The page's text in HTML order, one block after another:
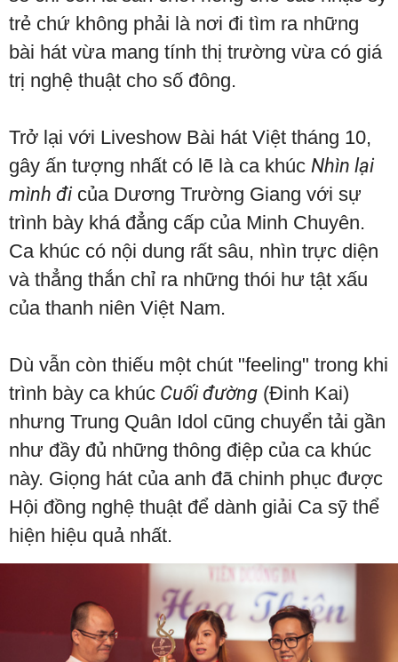
trẻ chứ không phải là nơi đi tìm ra những
bài hát vừa mang tính thị trường vừa có giá
trị nghệ thuật cho số đông.
Trở lại với Liveshow Bài hát Việt tháng 10,
gây ấn tượng nhất có lẽ là ca khúc Nhìn lại
mình đicủa Dương Trường Giang với sự
trình bày khá đẳng cấp của Minh Chuyên.
Ca khúc có nội dung rất sâu, nhìn trực diện
và thẳng thắn chỉ ra những thói hư tật xấu
của thanh niên Việt Nam.
Dù vẫn còn thiếu một chút "feeling" trong khi
trình bày ca khúc Cuối đường (Đinh Kai)
nhưng Trung Quân Idol cũng chuyển tải gần
như đầy đủ những thông điệp của ca khúc
này. Giọng hát của anh đã chinh phục được
Hội đồng nghệ thuật để dành giải Ca sỹ thể
hiện hiệu quả nhất.